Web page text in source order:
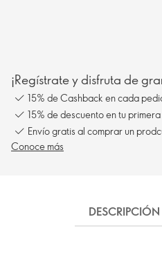
¡Regístrate y disfruta de
15% de Cashback en cada
15% de descuento en tu
Envío gratis al comprar un
Conoce más
DESCRIPCIÓN